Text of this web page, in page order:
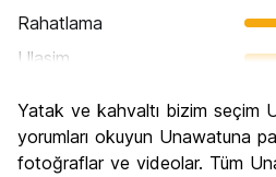
Rahatlama
Ulasim
Kültür
Gece hayatı
Yatak ve kahvaltı bizim seçim
yorumları okuyun Unawatuna
fotoğraflar ve videolar. Tüm